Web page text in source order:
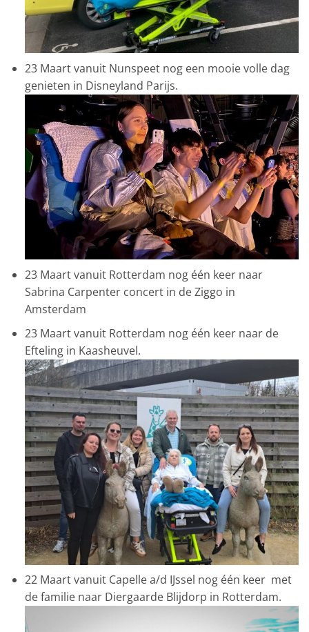
23 Maart vanuit Nunspeet nog een mooie volle dag
genieten in Disneyland Parijs.
23 Maart vanuit Rotterdam nog één keer naar
Sabrina Carpenter concert in de Ziggo in
Amsterdam
23 Maart vanuit Rotterdam nog één keer naar de
Efteling in Kaasheuvel.
22 Maart vanuit Capelle a/d IJssel nog één keer met
de familie naar Diergaarde Blijdorp in Rotterdam.